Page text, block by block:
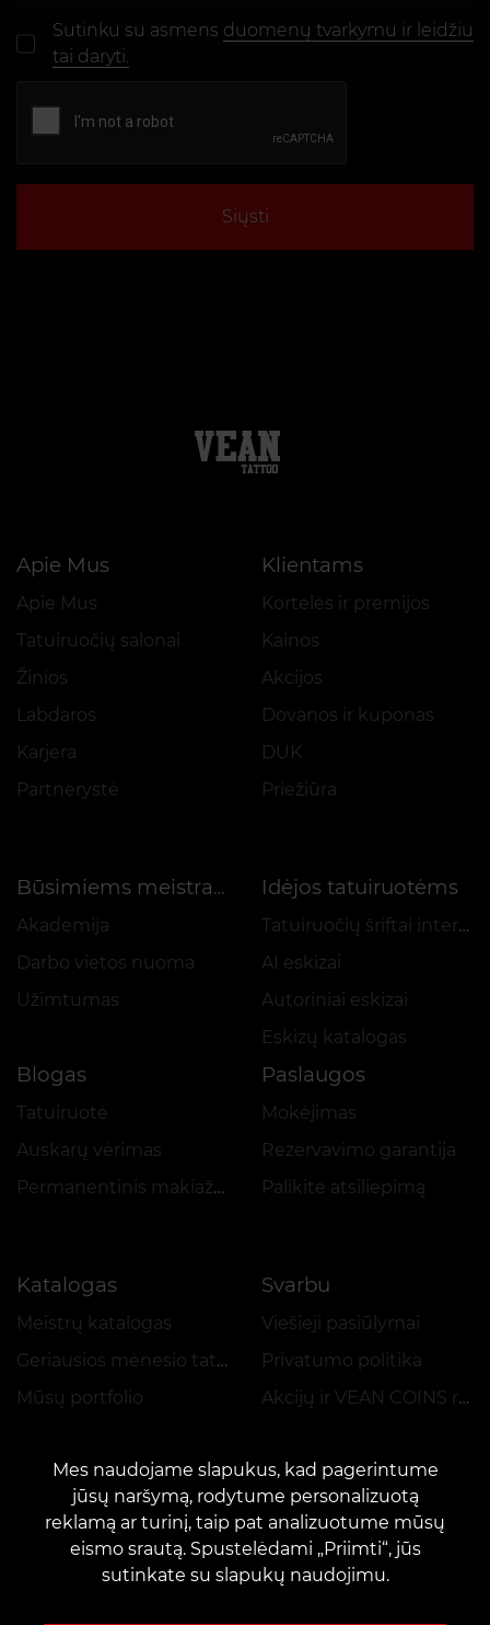
Sutinku su asmens duomenų tvarkymu ir leidžiu
tai daryti.
Siųsti
Apie Mus
Apie Mus
Tatuiruočių salonai
Žinios
Labdaros
Karjera
Partnerystė
Klientams
Kortelės ir premijos
Kainos
Akcijos
Dovanos ir kuponas
DUK
Priežiūra
Būsimiems meistrams
Akademija
Darbo vietos nuoma
Užimtumas
Idėjos tatuiruotėms
Tatuiruočių šriftai internetu
AI eskizai
Autoriniai eskizai
Eskizų katalogas
Blogas
Tatuiruotė
Auskarų vėrimas
Permanentinis makiažas
Paslaugos
Mokėjimas
Rezervavimo garantija
Palikite atsiliepimą
Katalogas
Meistrų katalogas
Geriausios mėnesio tatuiruotės
Mūsų portfolio
Svarbu
Viešieji pasiūlymai
Privatumo politika
Akcijų ir VEAN COINS reglamentas
KONTAKTAI
Susisiekite su mumis: customers@vean-tattoo.lt
Mes naudojame slapukus, kad pagerintume
jūsų naršymą, rodytume personalizuotą
reklamą ar turinį, taip pat analizuotume mūsų
eismo srautą. Spustelėdami „Priimti“, jūs
sutinkate su slapukų naudojimu.